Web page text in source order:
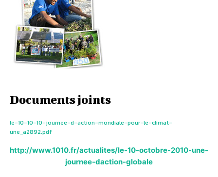
Documents joints
le-10-10-10-journee-d-action-mondiale-pour-le-climat-
une_a2892.pdf
http://www.1010.fr/actualites/le-10-octobre-2010-une-
journee-daction-globale